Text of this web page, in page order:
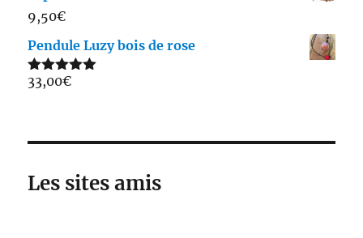
9,50€
Pendule Luzy bois de rose
Note5.00
33,00€
Les sites amis